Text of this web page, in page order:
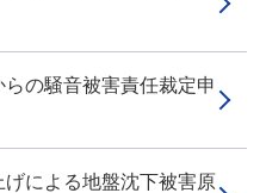
の騒音被害責任裁定申
による地盤沈下被害原